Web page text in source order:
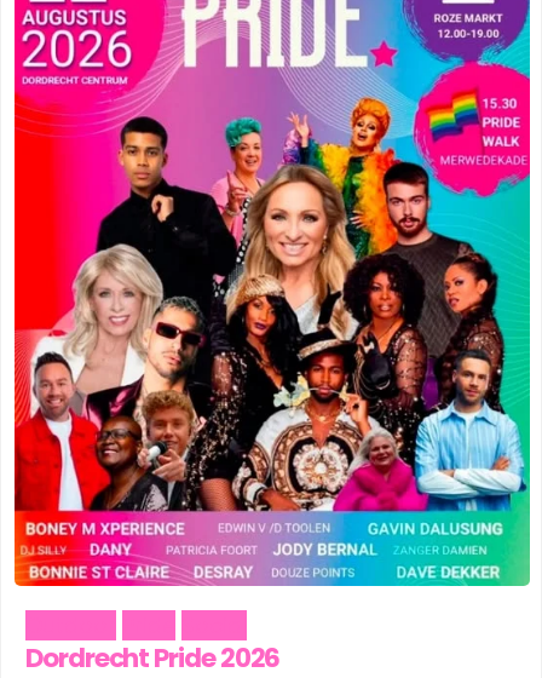
Dordrecht Pride 2026